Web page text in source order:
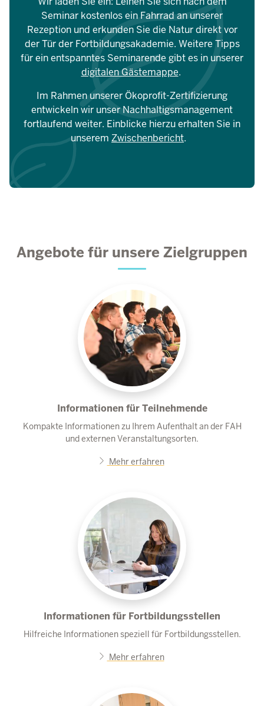
Seminar kostenlos ein Fahrrad an unserer
Rezeption und erkunden Sie die Natur direkt vor
der Tür der Fortbildungsakademie. Weitere Tipps
für ein entspanntes Seminarende gibt es in unserer
digitalen Gästemappe.
Im Rahmen unserer Ökoprofit-Zertifizierung
entwickeln wir unser Nachhaltigsmanagement
fortlaufend weiter. Einblicke hierzu erhalten Sie in
unserem Zwischenbericht.
Angebote für unsere Zielgruppen
Informationen für Teilnehmende
Kompakte Informationen zu Ihrem Aufenthalt an der FAH
und externen Veranstaltungsorten.
Mehr erfahren
Informationen für Fortbildungsstellen
Hilfreiche Informationen speziell für Fortbildungsstellen.
Mehr erfahren